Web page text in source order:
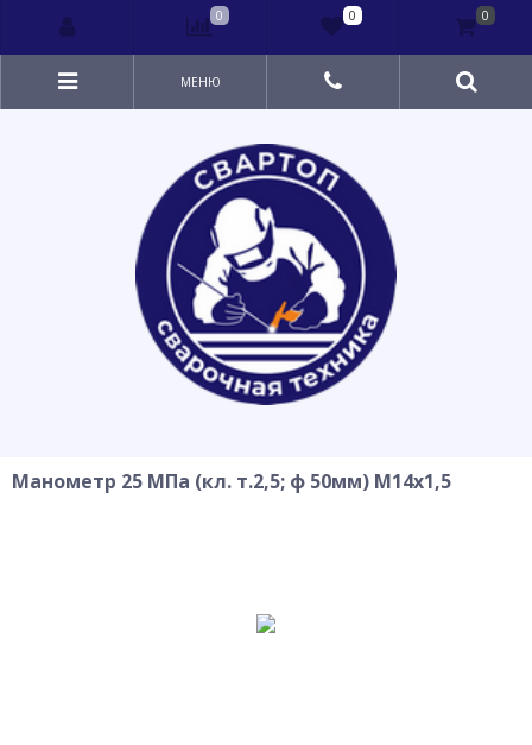
МЕНЮ
Манометр 25 МПа (кл. т.2,5; ф 50мм) М14x1,5
0 0 0